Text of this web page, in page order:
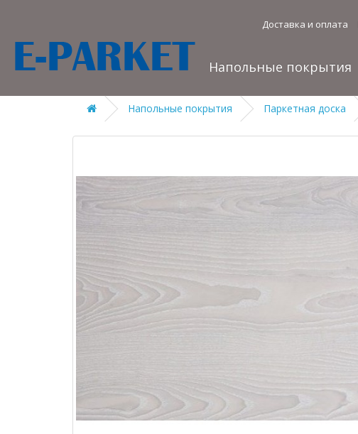
Доставка и оплата
Напольные покрытия
Напольные покрытия Паркетная доска